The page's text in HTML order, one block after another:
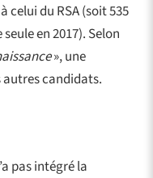
celui du RSA (soit 535
en 2017). Selon
», une
candidats.
pas intégré la